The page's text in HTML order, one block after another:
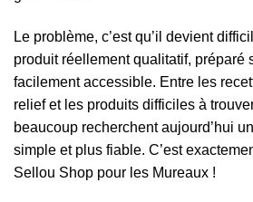
Le problème, c’est qu’il devient
produit réellement qualitatif, préparé
facilement accessible. Entre les
relief et les produits difficiles à
beaucoup recherchent aujourd’hui
simple et plus fiable. C’est
Sellou Shop pour les Mureaux !